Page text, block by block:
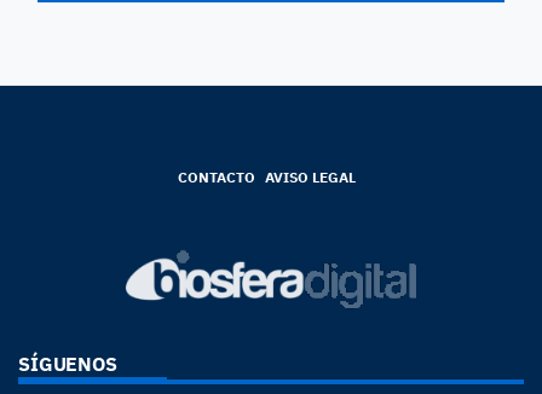
CONTACTO AVISO LEGAL
SÍGUENOS